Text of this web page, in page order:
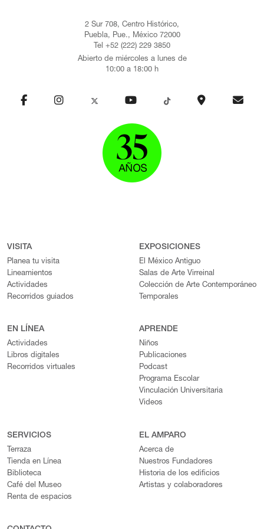
2 Sur 708, Centro Histórico,
Puebla, Pue., México 72000
Tel +52 (222) 229 3850
Abierto de miércoles a lunes de
10:00 a 18:00 h
VISITA
Planea tu visita
Lineamientos
Actividades
Recorridos guiados
EXPOSICIONES
El México Antiguo
Salas de Arte Virreinal
Colección de Arte Contemporáneo
Temporales
EN LÍNEA
Actividades
Libros digitales
Recorridos virtuales
APRENDE
Niños
Publicaciones
Podcast
Programa Escolar
Vinculación Universitaria
Videos
SERVICIOS
Terraza
Tienda en Línea
Biblioteca
Café del Museo
Renta de espacios
EL AMPARO
Acerca de
Nuestros Fundadores
Historia de los edificios
Artistas y colaboradores